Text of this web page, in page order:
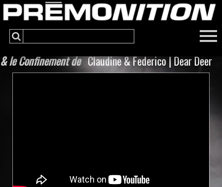
& le Confinement de Claudine & Federico | Dear Deer